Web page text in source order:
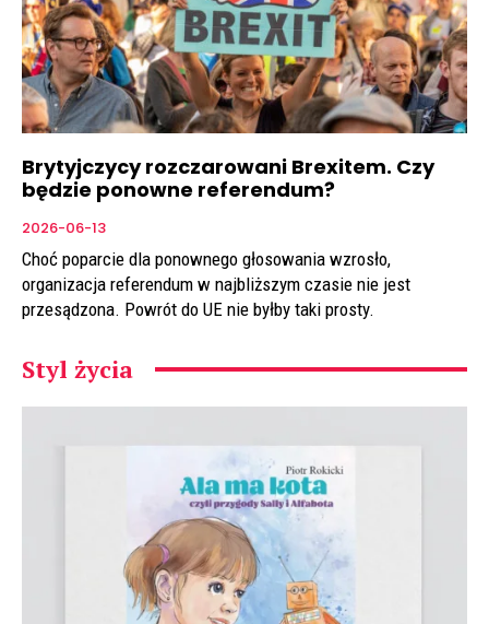
Brytyjczycy rozczarowani Brexitem. Czy
będzie ponowne referendum?
2026-06-13
Choć poparcie dla ponownego głosowania wzrosło,
organizacja referendum w najbliższym czasie nie jest
przesądzona. Powrót do UE nie byłby taki prosty.
Styl życia